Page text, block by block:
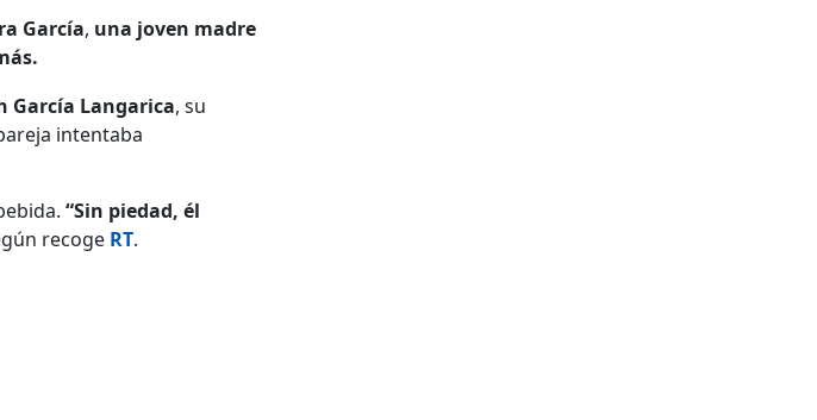
García, una joven madre
García Langarica, su
intentaba
“Sin piedad, él
recoge RT.